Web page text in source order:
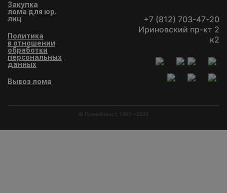
Закупка
лома для юр.
лиц
Политика
в отношении
обработки
персональных
данных
Вывоз лома
+7 (812) 703-47-20
Ириновский пр-кт 2
к2
© ПромИнвест, 1997—2026